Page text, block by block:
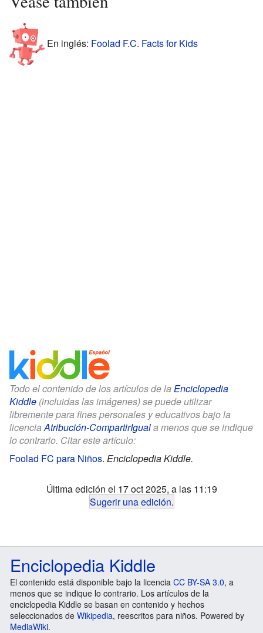
En inglés: Foolad F.C. Facts for Kids
Todo el contenido de los artículos de la Enciclopedia
Kiddle (incluidas las imágenes) se puede utilizar
libremente para fines personales y educativos bajo la
licenciaAtribución-CompartirIguala menos que se indique
lo contrario. Citar este artículo:
Foolad FC para Niños. Enciclopedia Kiddle.
Última edición el 17 oct 2025, a las 11:19
Sugerir una edición.
Enciclopedia Kiddle
El contenido está disponible bajo la licencia CC BY-SA 3.0, a
menos que se indique lo contrario. Los artículos de la
enciclopedia Kiddle se basan en contenido y hechos
seleccionados de Wikipedia, reescritos para niños. Powered by
MediaWiki.